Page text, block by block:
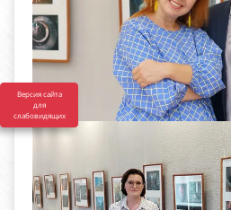
Версия сайта
для
слабовидящих